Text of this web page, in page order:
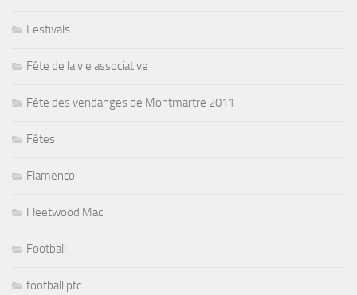
Festivals
Fête de la vie associative
Fête des vendanges de Montmartre 2011
Fêtes
Flamenco
Fleetwood Mac
Football
football pfc